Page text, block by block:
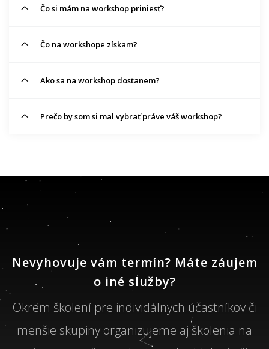
Čo si mám na workshop priniesť?
Čo na workshope získam?
Ako sa na workshop dostanem?
Prečo by som si mal vybrať práve váš workshop?
Nevyhovuje vám termín? Máte záujem
o iné služby?
Okrem školení pre individálnych účastníkov či
menšie skupiny organizujeme aj školenia na